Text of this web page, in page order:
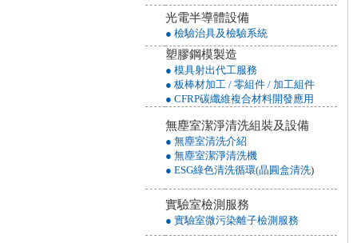
光電半導體設備
● 檢驗治具及檢驗系統
塑膠鋼模製造
● 模具射出代工服務
● 板棒材加工 / 零組件 / 加工組件
● CFRP碳纖維複合材料開發應用
無塵室潔淨清洗組裝及設備
● 無塵室清洗介紹
● 無塵室潔淨清洗機
● ESG綠色清洗循環(晶圓盒清洗)
實驗室檢測服務
● 實驗室微污染離子檢測服務